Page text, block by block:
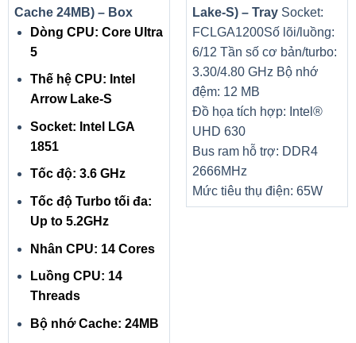
Cache 24MB) – Box
Dòng CPU: Core Ultra
5
Thế hệ CPU: Intel
Arrow Lake-S
Socket: Intel LGA
1851
Tốc độ: 3.6 GHz
Tốc độ Turbo tối đa:
Up to 5.2GHz
Nhân CPU: 14 Cores
Luồng CPU: 14
Threads
Bộ nhớ Cache: 24MB
Lake-S) – Tray Socket:
FCLGA1200Số lõi/luồng:
6/12 Tần số cơ bản/turbo:
3.30/4.80 GHz Bộ nhớ
đệm: 12 MB
Đồ họa tích hợp: Intel®
UHD 630
Bus ram hỗ trợ: DDR4
2666MHz
Mức tiêu thụ điện: 65W